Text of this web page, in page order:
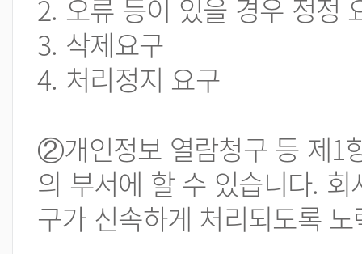
2. 오류 등이 있을 경우 정정
3. 삭제요구
4. 처리정지 요구
②개인정보 열람청구 등 제1
의 부서에 할 수 있습니다.
구가 신속하게 처리되도록